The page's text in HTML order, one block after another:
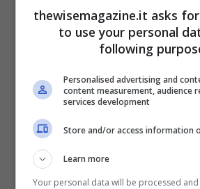
thewisemagazine.it asks
to use your personal
following
Personalised advertising and
content measurement, audience
services development
Store and/or access information
Learn more
Your personal data will be processed